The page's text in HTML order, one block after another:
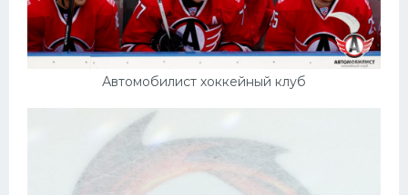
Автомобилист хоккейный клуб